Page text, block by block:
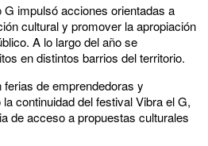
G impulsó acciones orientadas a
cultural y promover la apropiación
A lo largo del año se
en distintos barrios del territorio.
de emprendedoras y
continuidad del festival Vibra el G,
de acceso a propuestas culturales